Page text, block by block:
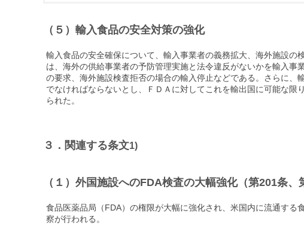
（５）輸入食品の安全対策の強化
輸入食品の安全確保について、輸入事業者の義務拡大、海外施設の
は、海外の供給事業者の予防管理実施と法令違反がないかを輸入事
の要求、海外施設検査拒否の場合の輸入停止などである。さらに、
でなければならないとし、ＦＤＡに対してこれを輸出国に可能な限
られた。
３．関連する条文1)
（１）外国施設へのFDA検査の大幅強化（第201条、
食品医薬品局（FDA）の権限が大幅に強化され、米国内に流通する
察が行われる。